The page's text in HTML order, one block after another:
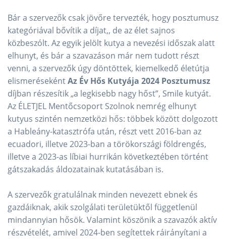
Bár a szervezők csak jövőre tervezték, hogy posztumusz
kategóriával bővítik a díjat,, de az élet sajnos
közbeszólt. Az egyik jelölt kutya a nevezési időszak alatt
elhunyt, és bár a szavazáson már nem tudott részt
venni, a szervezők úgy döntöttek, kiemelkedő életútja
elismerésekéntAz Év Hős Kutyája 2024 Posztumusz
díjban részesítik „a legkisebb nagy hőst”, Smile kutyát.
Az ÉLETJEL Mentőcsoport Szolnok nemrég elhunyt
kutyus szintén nemzetközi hős: többek között dolgozott
a Hableány-katasztrófa után, részt vett 2016-ban az
ecuadori, illetve 2023-ban a törökországi földrengés,
illetve a 2023-as líbiai hurrikán következtében történt
gátszakadás áldozatainak kutatásában is.
A szervezők gratulálnak minden nevezett ebnek és
gazdáiknak, akik szolgálati területüktől függetlenül
mindannyian hősök. Valamint köszönik a szavazók aktív
részvételét, amivel 2024-ben segítettek ráirányítani a